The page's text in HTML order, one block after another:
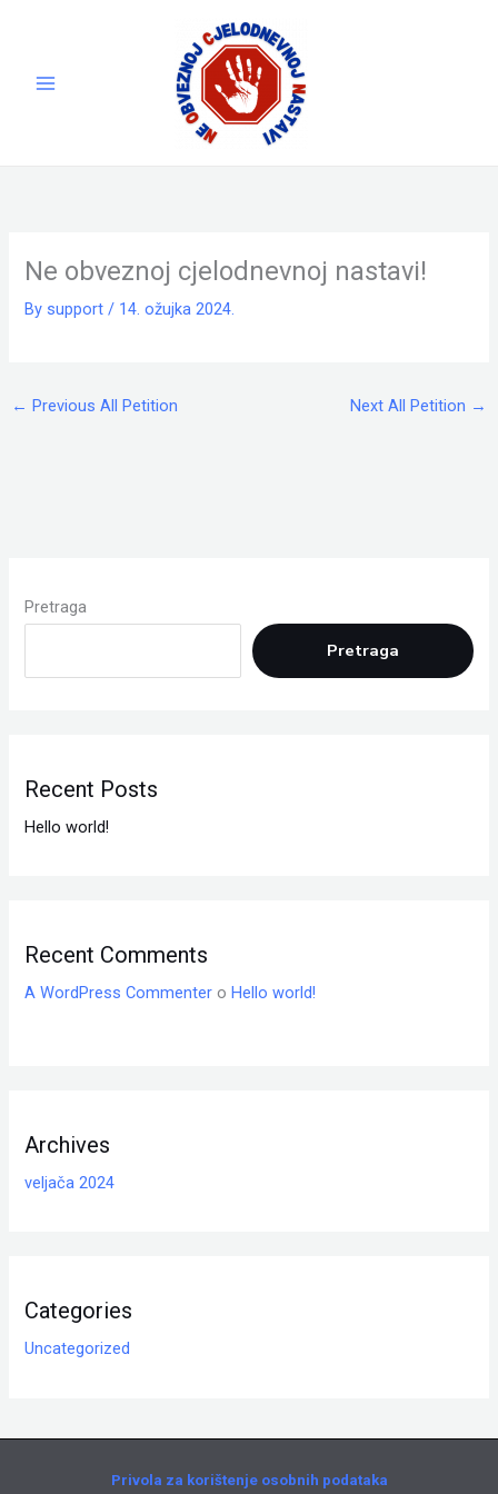
Ne obveznoj cjelodnevnoj nastavi!
By support/ 14. ožujka 2024.
← Previous All Petition Next All Petition →
Pretraga
Pretraga
Recent Posts
Hello world!
Recent Comments
A WordPress Commenter oHello world!
Archives
veljača 2024
Categories
Uncategorized
Privola za korištenje osobnih podataka